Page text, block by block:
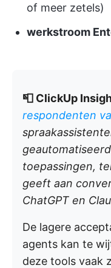
of meer zetels)
werkstroom
📮 ClickUp
respondenten
toepassingen,
geeft aan
ChatGPT en
De lagere
agents kan te
deze tools vaak